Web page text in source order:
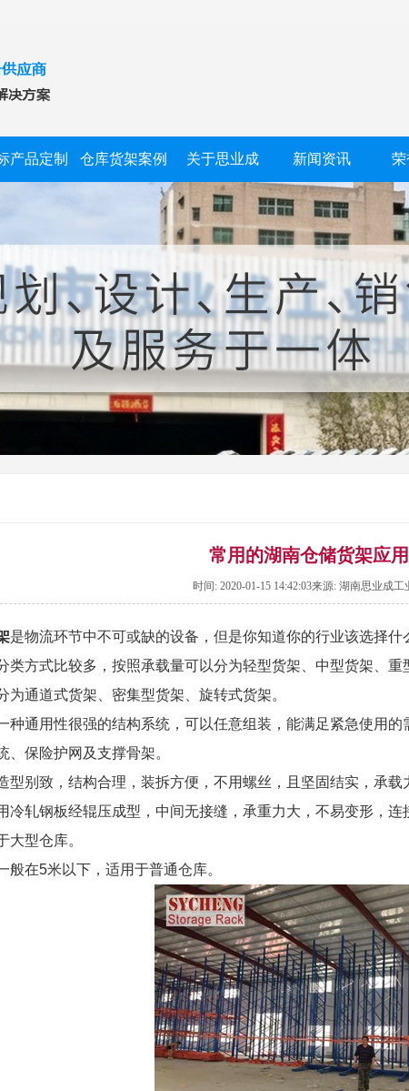
产品定制 仓库货架案例 关于思业成 新闻资讯 荣
常用的湖南仓储货架应
时间: 2020-01-15 14:42:03来源: 湖南思业成工
是物流环节中不可或缺的设备，但是你知道你的行业该选择什
类方式比较多，按照承载量可以分为轻型货架、中型货架、
为通道式货架、密集型货架、旋转式货架。
种通用性很强的结构系统，可以任意组装，能满足紧急使用
、保险护网及支撑骨架。
型别致，结构合理，装拆方便，不用螺丝，且坚固结实，承载
冷轧钢板经辊压成型，中间无接缝，承重力大，不易变形，
大型仓库。
般在5米以下，适用于普通仓库。